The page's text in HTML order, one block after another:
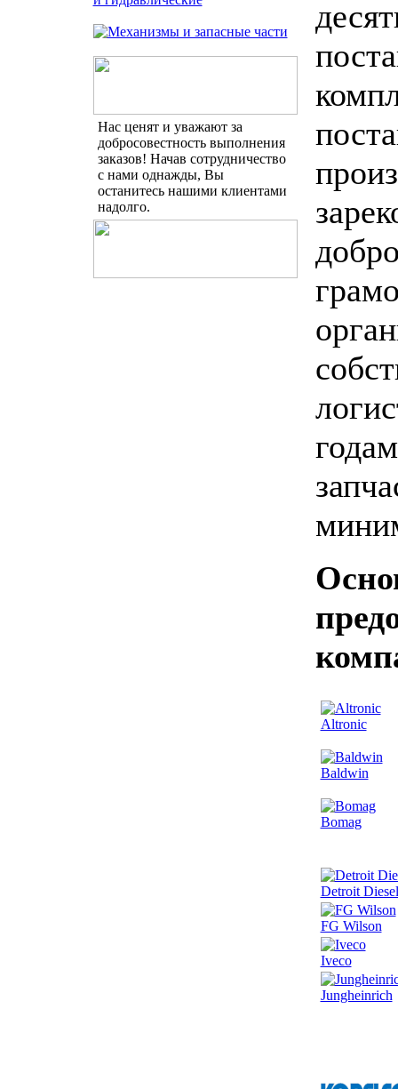
Нас ценят и уважают за
добросовестность выполнения
заказов! Начав сотрудничество
с нами однажды, Вы
останитесь нашими клиентами
надолго.
Altronic
Baldwin
Bomag
Detroit Diesel
FG Wilson
Iveco
Jungheinrich